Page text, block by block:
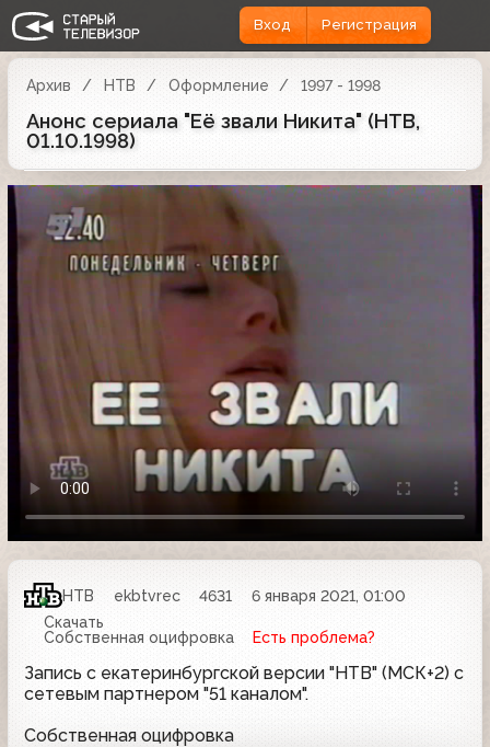
Вход Регистрация
Архив НТВ Оформление 1997 - 1998
Анонс сериала "Её звали Никита" (НТВ,
01.10.1998)
НТВ ekbtvrec 4631
6 января 2021, 01:00
Скачать
Собственная оцифровка
Есть проблема?
Запись с екатеринбургской версии "НТВ" (МСК+2) с
сетевым партнером "51 каналом".
Собственная оцифровка